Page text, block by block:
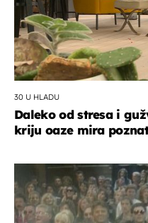
30 U HLADU
Daleko od stresa i
kriju oaze mira